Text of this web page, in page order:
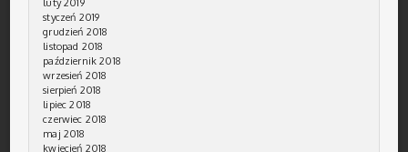
luty 2019
styczeń 2019
grudzień 2018
listopad 2018
październik 2018
wrzesień 2018
sierpień 2018
lipiec 2018
czerwiec 2018
maj 2018
kwiecień 2018